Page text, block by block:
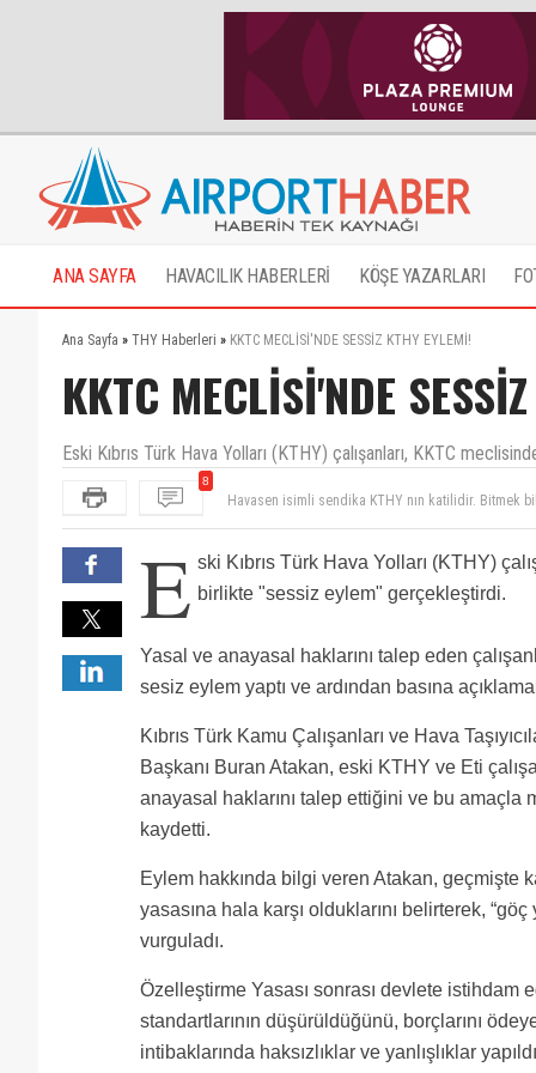
ANA SAYFA HAVACILIK HABERLERİ KÖŞE YAZARLARI
Ana Sayfa » THY Haberleri » KKTC MECLİSİ'NDE SESSİZ KTHY EYLEMİ!
KKTC MECLİSİ'NDE
Eski Kıbrıs Türk Hava Yolları (KTHY) çalışanları, KKTC
8
Daha ne isterdiniz ? Sokaklarda insanları greve
5 kuruş fazla zam alacağım diye koskoca şirketi
yöneticilere yaptığınız takiyye, aldatmaca ve
çok güvendiğiniz/medet umduğunuz
Sendika olarak çıkıp eylem yapmaya utanmıyor
eylem yap. KKTC sizden utanıyor sayın sendikacılar.
Sen kalk koca şirketi ufacık bir zam alacağız diye
konuşmaya hiç hakkı yoktur.
Yediklernize sayiniz bir bavul tasiyan isci 4000 tl
Bitti gitti kthy geri gelmez artık ne kadar
çıkıpta konuşmanın bir anlamı yok artık bence..
E ski Kıbrıs Türk Hava Yolları (KTHY)
birlikte "sessiz eylem" gerçekleştirdi.
Yasal ve anayasal haklarını talep eden
sesiz eylem yaptı ve ardından basına
Kıbrıs Türk Kamu Çalışanları ve Hava
Başkanı Buran Atakan, eski KTHY ve Eti
anayasal haklarını talep ettiğini ve bu amaçla
kaydetti.
Eylem hakkında bilgi veren Atakan, geçmişte
yasasına hala karşı olduklarını belirterek,
vurguladı.
Özelleştirme Yasası sonrası devlete istihdam
standartlarının düşürüldüğünü, borçlarını
intibaklarında haksızlıklar ve yanlışlıklar